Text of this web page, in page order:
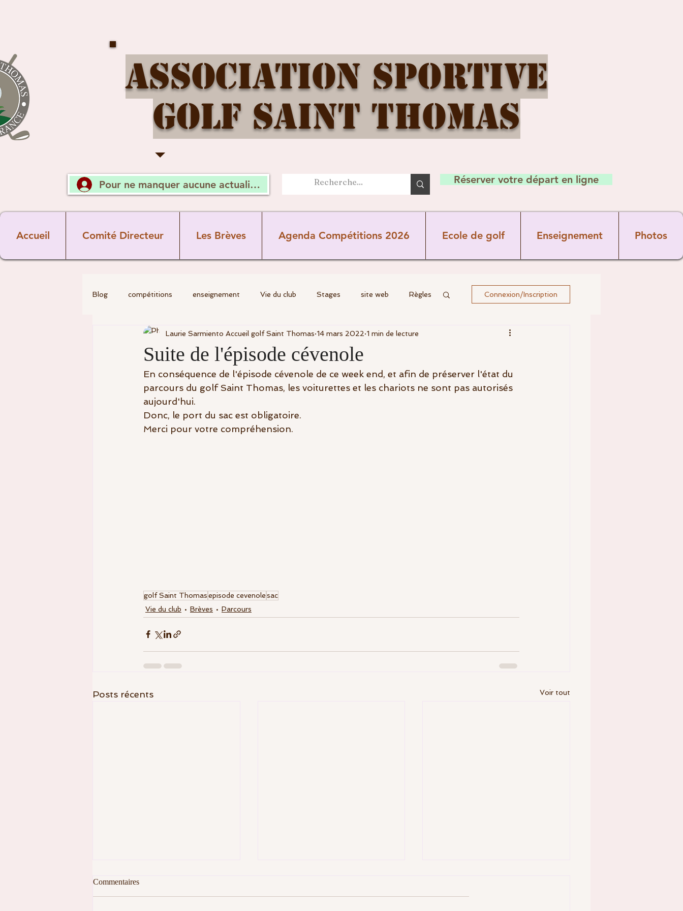
Association Sportive
Golf Saint Thomas
Pour ne manquer aucune actualité, connectez vous Réserver votre départ en ligne
Accueil Comité Directeur Les Brèves Agenda Compétitions 2026 Ecole de golf Enseignement Photos
Blog compétitions enseignement Vie du club Stages site web Règles
Divers Les Pros Cours Ecole de golf Coaching Brèves
comité directeur Parcours commission terrain
commission sportive Vétérans Seniors Jeunes
Connexion/Inscription
Suite de l'épisode cévenole
Laurie Sarmiento Accueil golf Saint Thomas 14 mars 2022 1 min de lecture
En conséquence de l'épisode cévenole de ce week end, et afin de préserver l'état du
parcours du golf Saint Thomas, les voiturettes et les chariots ne sont pas autorisés
aujourd'hui.
Donc, le port du sac est obligatoire.
Merci pour votre compréhension.
golf Saint Thomasepisode cevenolesac
Vie du club
Brèves Parcours
Posts récents Voir tout
Commentaires